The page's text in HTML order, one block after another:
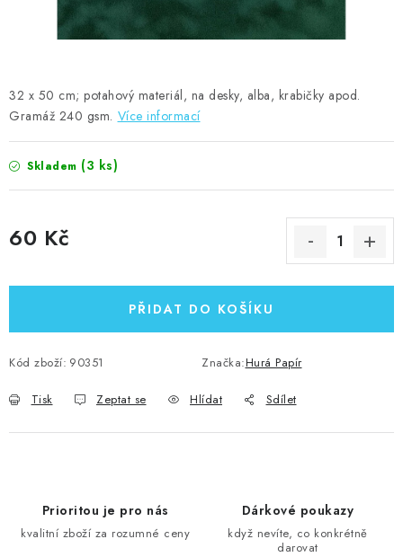
Jak nakupovat
32 x 50 cm; potahový materiál, na desky, alba, krabičky apod.
Gramáž 240 gsm. Více informací
Skladem (3 ks)
60 Kč
PŘIDAT DO KOŠÍKU
Kód zboží: 90351 Značka:Hurá Papír
Tisk Zeptat se Hlídat Sdílet
Prioritou je pro nás
kvalitní zboží za rozumné ceny
Dárkové poukazy
když nevíte, co konkrétně
darovat